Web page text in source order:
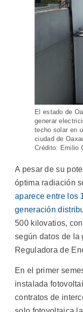
El estado de
generar
techo solar en
ciudad de
Crédito: Emilio
A pesar de su
óptima radiación
aparece entre los
generación
500 kilovatios,
según datos de la
Reguladora de
En el primer
instalada
contratos de